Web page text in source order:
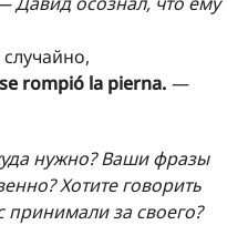
rompió la pierna. —
нужно? Ваши фразы
Хотите говорить
принимали за своего?